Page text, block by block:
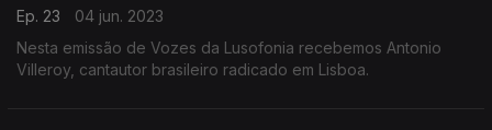
Ep. 23
04 jun. 2023
Nesta emissão de Vozes da Lusofonia recebemos Antonio
Villeroy, cantautor brasileiro radicado em Lisboa.